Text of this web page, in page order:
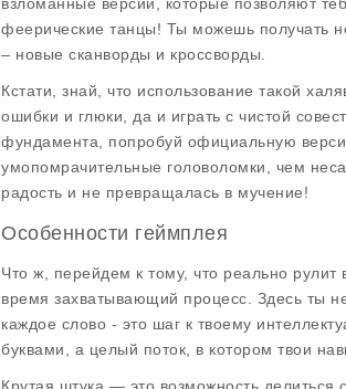
феерические танцы! Ты можешь получать
– новые сканворды и кроссворды.
Кстати, знай, что использование такой
ошибки и глюки, да и играть с чистой
фундамента, попробуй официальную
умопомрачительные головоломки, чем
радость и не превращалась в мучение!
Особенности геймплея
Что ж, перейдем к тому, что реально рулит
время захватывающий процесс. Здесь ты
каждое слово - это шаг к твоему
буквами, а целый поток, в котором твои